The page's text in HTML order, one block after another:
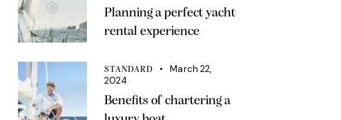
Planning a perfect yacht
rental experience
STANDARD
March 22,
2024
Benefits of chartering a